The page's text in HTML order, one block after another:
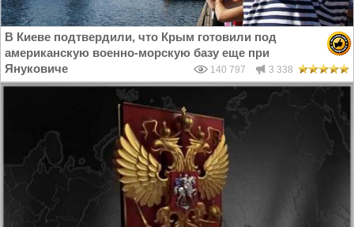
В Киеве подтвердили, что Крым готовили под
американскую военно-морскую базу еще при
Януковиче
140 797 3 338